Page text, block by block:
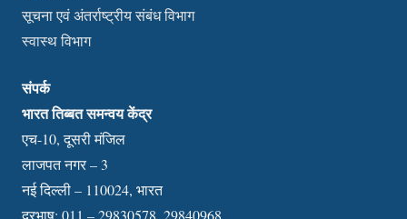
सूचना एवं अंतर्राष्ट्रीय संबंध विभाग
स्वास्थ विभाग
संपर्क
भारत तिब्बत समन्वय केंद्र
एच-10, दूसरी मंजिल
लाजपत नगर – 3
नई दिल्ली – 110024, भारत
दूरभाष: 011 – 29830578, 29840968